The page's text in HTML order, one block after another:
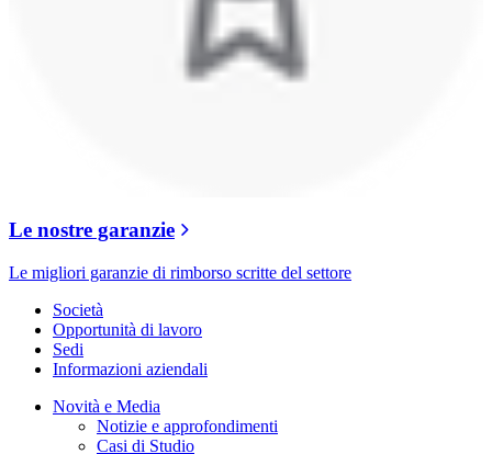
Le nostre garanzie
Le migliori garanzie di rimborso scritte del settore
Società
Opportunità di lavoro
Sedi
Informazioni aziendali
Novità e Media
Notizie e approfondimenti
Casi di Studio